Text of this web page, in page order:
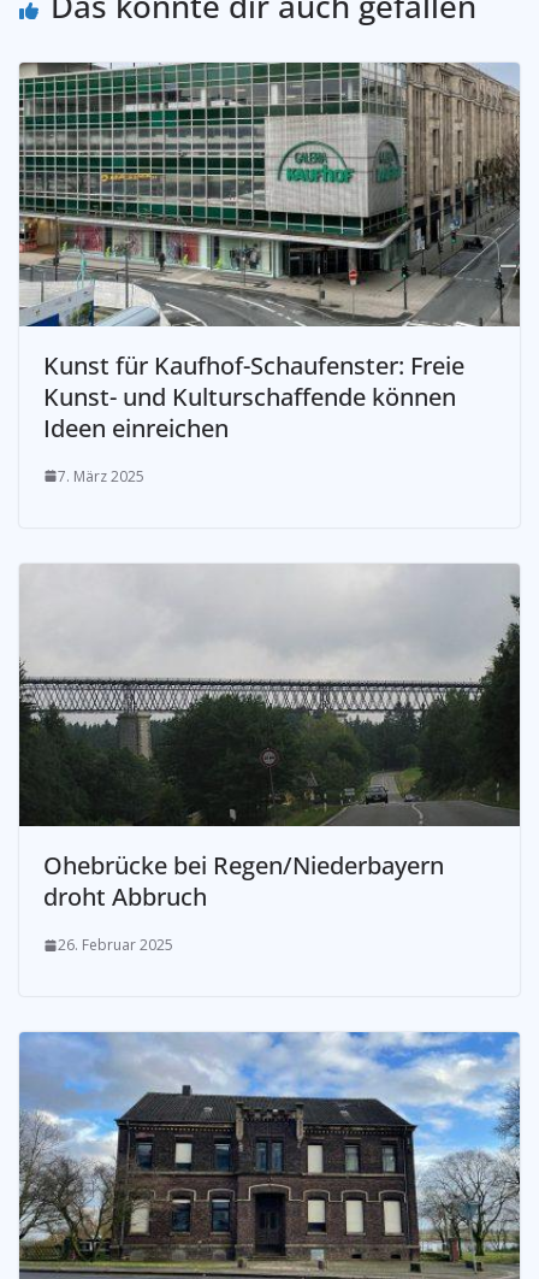
Kunst für Kaufhof-Schaufenster: Freie
Kunst- und Kulturschaffende können
Ideen einreichen
7. März 2025
Ohebrücke bei Regen/Niederbayern
droht Abbruch
26. Februar 2025